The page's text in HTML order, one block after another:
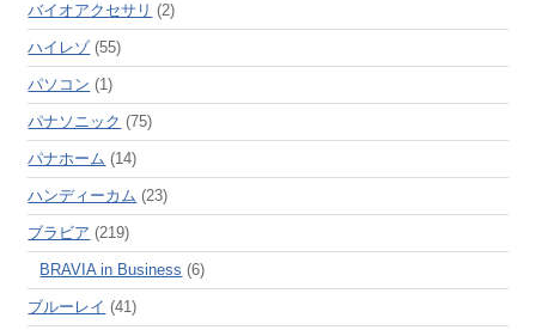
バイオアクセサリ (2)
ハイレゾ(55)
パソコン (1)
パナソニック (75)
パナホーム (14)
ハンディーカム (23)
ブラビア (219)
BRAVIA in Business (6)
ブルーレイ (41)